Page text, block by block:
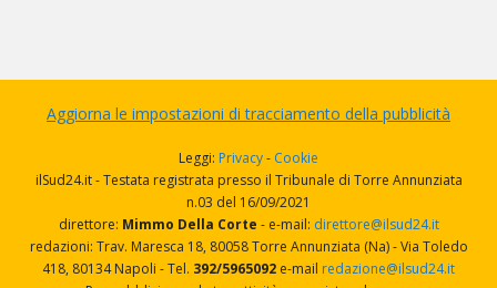
Aggiorna le impostazioni di tracciamento della pubblicità
Leggi: Privacy- Cookie
ilSud24.it - Testata registrata presso il Tribunale di Torre Annunziata
n.03 del 16/09/2021
direttore: Mimmo Della Corte - e-mail: direttore@ilsud24.it
redazioni: Trav. Maresca 18, 80058 Torre Annunziata (Na) - Via Toledo
418, 80134 Napoli - Tel. 392/5965092 e-mail redazione@ilsud24.it